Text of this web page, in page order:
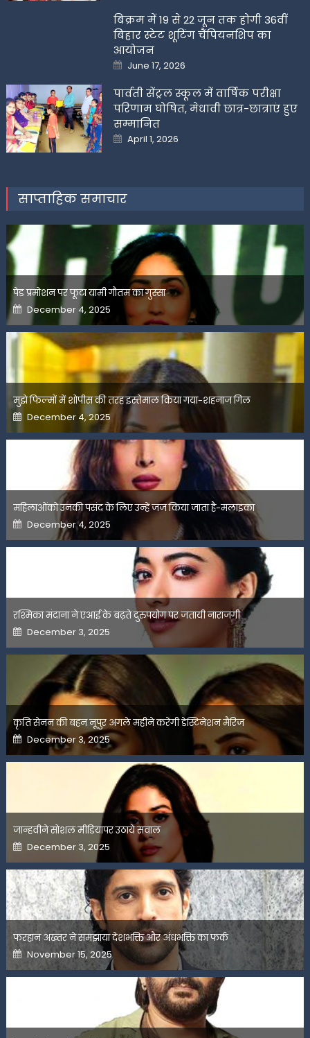
बिक्रम में 19 से 22 जून तक होगी 36वीं
बिहार स्टेट शूटिंग चैंपियनशिप का
आयोजन
Posted
on
June 17, 2026
पार्वती सेंट्रल स्कूल में वार्षिक परीक्षा
परिणाम घोषित, मेधावी छात्र-छात्राएं हुए
सम्मानित
Posted
on
April 1, 2026
साप्ताहिक समाचार
पेड प्रमोशन पर फूटा यामी गौतम का गुस्सा
Posted
on
December 4, 2025
मुझे फिल्मों में शोपीस की तरह इस्तेमाल किया गया-शहनाज गिल
Posted
on
December 4, 2025
महिलाओंको उनकी पसंद के लिए उन्हें जज किया जाता है-मलाइका
Posted
on
December 4, 2025
रश्मिका मंदाना ने एआई के बढ़ते दुरुपयोग पर जतायी नाराजगी
Posted
on
December 3, 2025
कृति सेनन की बहन नूपुर अगले महीने करेंगी डेस्टिनेशन मैरिज
Posted
on
December 3, 2025
जान्हवीने सोशल मीडियापर उठाये सवाल
Posted
on
December 3, 2025
फरहान अख्तर ने समझाया देशभक्ति और अंधभक्ति का फर्क
Posted
on
November 15, 2025